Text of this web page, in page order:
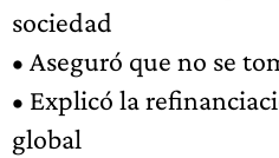
sociedad
• Aseguró que no se
• Explicó la
global